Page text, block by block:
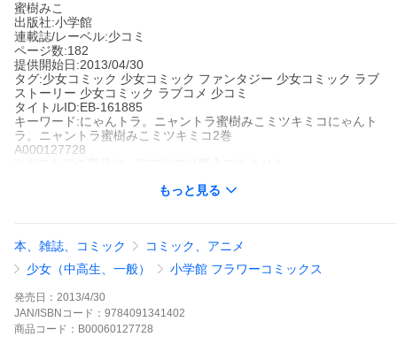
蜜樹みこ
出版社:小学館
連載誌/レーベル:少コミ
ページ数:182
提供開始日:2013/04/30
タグ:少女コミック 少女コミック ファンタジー 少女コミック ラブ
ストーリー 少女コミック ラブコメ 少コミ
タイトルID:EB-161885
キーワード:にゃんトラ。ニャントラ蜜樹みこミツキミコにゃんト
ラ。ニャントラ蜜樹みこミツキミコ2巻
A000127728
ネコ耳王子・タマキと女子高生アキラのはちゃめちゃラブリーコ
メディが完結!!タマキとアキラの恋(?)はどーなる!?ネコマタ王国の
カワイイネコマタ一族もガンガン登場!カワイイキャラ好き必見で
にゃ!
にゃんトラ。の作品をもっと見る
もっと見る
本、雑誌、コミック
コミック、アニメ
少女（中高生、一般）
小学館 フラワーコミックス
発売日： 2013/4/30
JAN/ISBNコード： 9784091341402
商品 コード： B00060127728